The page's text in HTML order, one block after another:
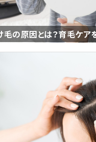
毛の原因とは？育毛ケア